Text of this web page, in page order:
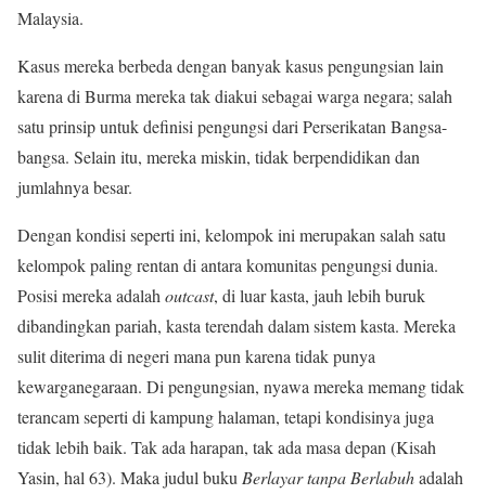
Malaysia.
Kasus mereka berbeda dengan banyak kasus pengungsian lain
karena di Burma mereka tak diakui sebagai warga negara; salah
satu prinsip untuk definisi pengungsi dari Perserikatan Bangsa-
bangsa. Selain itu, mereka miskin, tidak berpendidikan dan
jumlahnya besar.
Dengan kondisi seperti ini, kelompok ini merupakan salah satu
kelompok paling rentan di antara komunitas pengungsi dunia.
Posisi mereka adalah outcast, di luar kasta, jauh lebih buruk
dibandingkan pariah, kasta terendah dalam sistem kasta. Mereka
sulit diterima di negeri mana pun karena tidak punya
kewarganegaraan. Di pengungsian, nyawa mereka memang tidak
terancam seperti di kampung halaman, tetapi kondisinya juga
tidak lebih baik. Tak ada harapan, tak ada masa depan (Kisah
Yasin, hal 63). Maka judul buku Berlayar tanpa Berlabuhadalah